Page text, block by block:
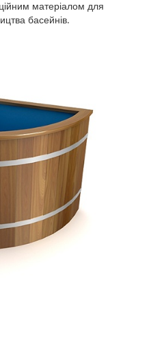
матеріалом для
басейнів.